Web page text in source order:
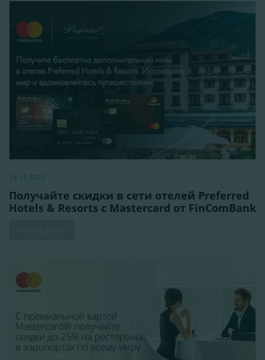
14.11.2022
Получайте скидки в сети отелей Preferred
Hotels & Resorts с Mastercard от FinComBank